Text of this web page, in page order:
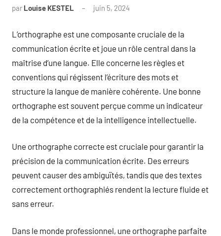
par Louise KESTEL juin 5, 2024
L’orthographe est une composante cruciale de la
communication écrite et joue un rôle central dans la
maîtrise d’une langue. Elle concerne les règles et
conventions qui régissent l’écriture des mots et
structure la langue de manière cohérente. Une bonne
orthographe est souvent perçue comme un indicateur
de la compétence et de la intelligence intellectuelle.
Une orthographe correcte est cruciale pour garantir la
précision de la communication écrite. Des erreurs
peuvent causer des ambiguïtés, tandis que des textes
correctement orthographiés rendent la lecture fluide et
sans erreur.
Dans le monde professionnel, une orthographe parfaite